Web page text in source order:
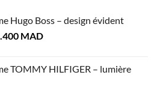
Hugo Boss – design évident
:
MADLe
est :
TOMMY HILFIGER – lumière